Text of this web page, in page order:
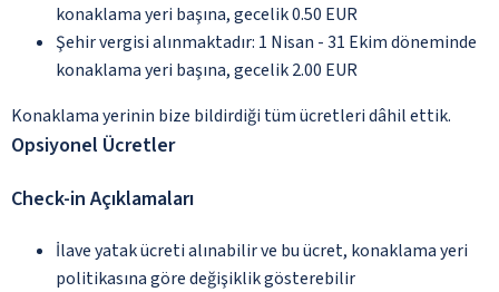
konaklama yeri başına, gecelik 0.50 EUR
Şehir vergisi alınmaktadır: 1 Nisan - 31 Ekim döneminde
konaklama yeri başına, gecelik 2.00 EUR
Konaklama yerinin bize bildirdiği tüm ücretleri dâhil ettik.
Opsiyonel Ücretler
Check-in Açıklamaları
İlave yatak ücreti alınabilir ve bu ücret, konaklama yeri
politikasına göre değişiklik gösterebilir